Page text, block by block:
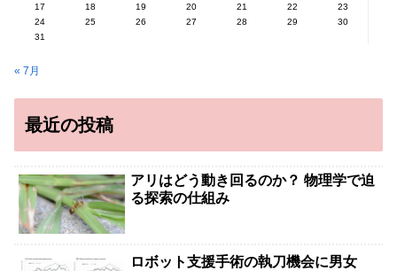
17
18 19 20 21 22
23
24
25 26 27 28 29
30
31
« 7月
最近の投稿
アリはどう動き回るのか？ 物理学で迫
る探索の仕組み
ロボット支援手術の執刀機会に男女